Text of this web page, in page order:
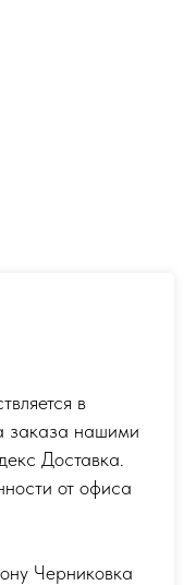
в
заказа нашими
Доставка.
от офиса
Черниковка